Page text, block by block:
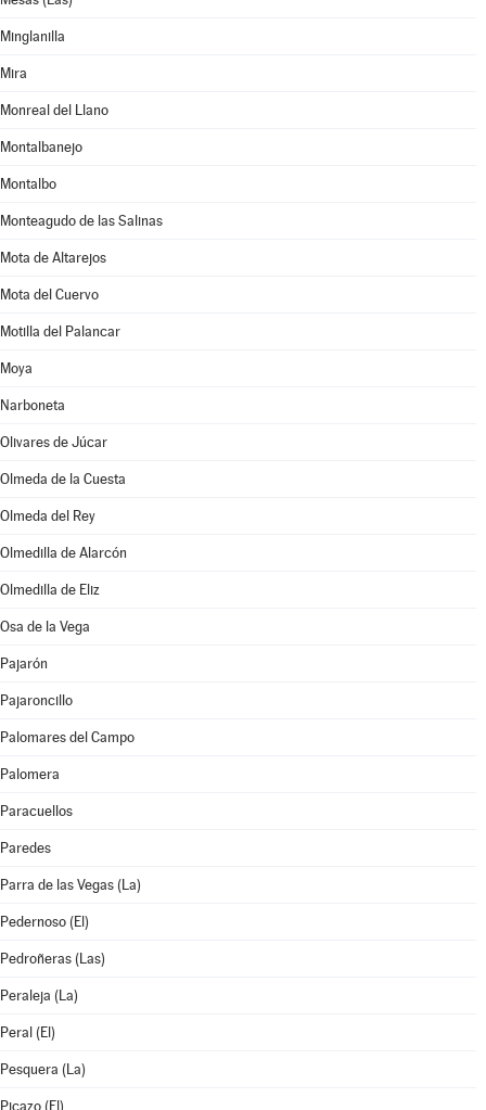
Minglanilla
Mira
Monreal del Llano
Montalbanejo
Montalbo
Monteagudo de las Salinas
Mota de Altarejos
Mota del Cuervo
Motilla del Palancar
Moya
Narboneta
Olivares de Júcar
Olmeda de la Cuesta
Olmeda del Rey
Olmedilla de Alarcón
Olmedilla de Eliz
Osa de la Vega
Pajarón
Pajaroncillo
Palomares del Campo
Palomera
Paracuellos
Paredes
Parra de las Vegas (La)
Pedernoso (El)
Pedroñeras (Las)
Peraleja (La)
Peral (El)
Pesquera (La)
Picazo (El)